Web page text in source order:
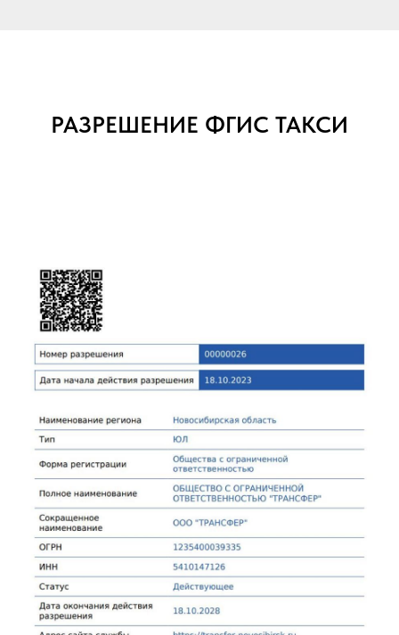
РАЗРЕШЕНИЕ ФГИС ТАКСИ